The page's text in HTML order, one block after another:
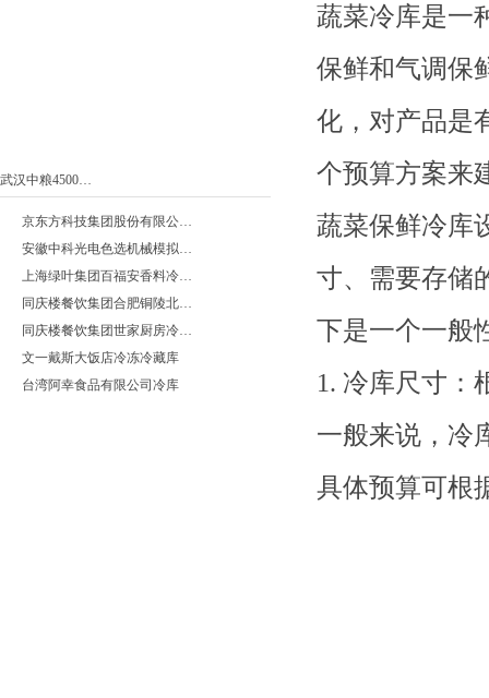
武汉中粮4500…
京东方科技集团股份有限公…
安徽中科光电色选机械模拟…
上海绿叶集团百福安香料冷…
同庆楼餐饮集团合肥铜陵北…
同庆楼餐饮集团世家厨房冷…
文一戴斯大饭店冷冻冷藏库
台湾阿幸食品有限公司冷库
蔬菜冷库是一
保鲜和气调保
化，对产品是
个预算方案来
蔬菜保鲜冷库
寸、需要存储
下是一个一般
1. 冷库尺寸：
一般来说，冷
具体预算可根